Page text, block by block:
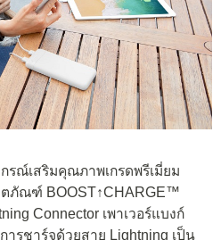
รณ์เสริมคุณภาพเกรดพรีเมี่ยม
ภัณฑ์ BOOST↑CHARGE™
Connector เพาเวอร์แบงก์
รชาร์จด้วยสาย Lightning เป็น